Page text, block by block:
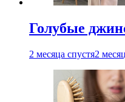
Голубые
2 месяца спустя2